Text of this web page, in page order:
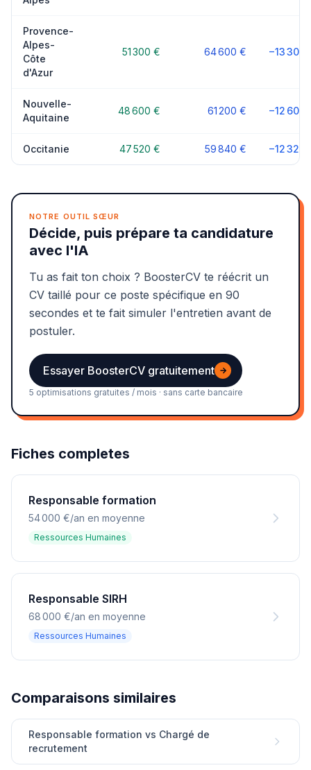
Provence-
Alpes-
Côte
d'Azur
51 300 € 64 600 € −13 300
Nouvelle-
Aquitaine
48 600 € 61 200 € −12 600
Occitanie 47 520 € 59 840 € −12 320
NOTRE OUTIL SŒUR
Décide, puis prépare ta candidature
avec l'IA
Tu as fait ton choix ? BoosterCV te réécrit un
CV taillé pour ce poste spécifique en 90
secondes et te fait simuler l'entretien avant de
postuler.
Essayer BoosterCV gratuitement →
5 optimisations gratuites / mois · sans carte bancaire
Fiches completes
Responsable formation
54 000 €/an en moyenne
Ressources Humaines
Responsable SIRH
68 000 €/an en moyenne
Ressources Humaines
Comparaisons similaires
Responsable formation vs Chargé de
recrutement